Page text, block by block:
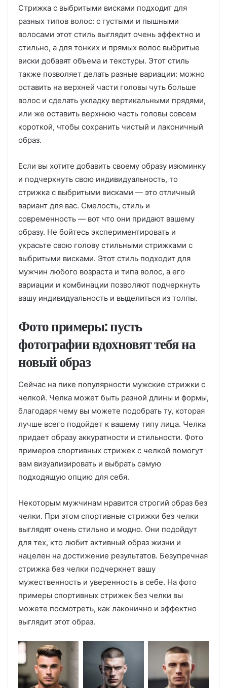
Стрижка с выбритыми висками подходит для
разных типов волос: с густыми и пышными
волосами этот стиль выглядит очень эффектно и
стильно, а для тонких и прямых волос выбритые
виски добавят объема и текстуры. Этот стиль
также позволяет делать разные вариации: можно
оставить на верхней части головы чуть больше
волос и сделать укладку вертикальными прядями,
или же оставить верхнюю часть головы совсем
короткой, чтобы сохранить чистый и лаконичный
образ.
Если вы хотите добавить своему образу изюминку
и подчеркнуть свою индивидуальность, то
стрижка с выбритыми висками — это отличный
вариант для вас. Смелость, стиль и
современность — вот что они придают вашему
образу. Не бойтесь экспериментировать и
украсьте свою голову стильными стрижками с
выбритыми висками. Этот стиль подходит для
мужчин любого возраста и типа волос, а его
вариации и комбинации позволяют подчеркнуть
вашу индивидуальность и выделиться из толпы.
Фото примеры: пусть
фотографии вдохновят тебя на
новый образ
Сейчас на пике популярности мужские стрижки с
челкой. Челка может быть разной длины и формы,
благодаря чему вы можете подобрать ту, которая
лучше всего подойдет к вашему типу лица. Челка
придает образу аккуратности и стильности. Фото
примеров спортивных стрижек с челкой помогут
вам визуализировать и выбрать самую
подходящую опцию для себя.
Некоторым мужчинам нравится строгий образ без
челки. При этом спортивные стрижки без челки
выглядят очень стильно и модно. Они подойдут
для тех, кто любит активный образ жизни и
нацелен на достижение результатов. Безупречная
стрижка без челки подчеркнет вашу
мужественность и уверенность в себе. На фото
примеры спортивных стрижек без челки вы
можете посмотреть, как лаконично и эффектно
выглядит этот образ.